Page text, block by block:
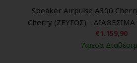
Speaker Airpulse A300
Cherry (ΖΕΥΓΟΣ) -
€1.159,90
Άμεσα